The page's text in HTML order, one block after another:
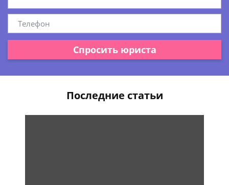
Спросить юриста
Последние статьи